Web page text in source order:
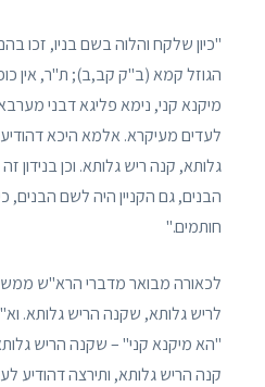
"כיון שלקח והלוה בשם בניו, זכו
הגוזל קמא (ב"ק קב,ב); ת"ר, אין
מיקנא קני, נימא פליגא דבני
לעדים מעיקרא. אלמא היכא
גלותא, קנה ריש גלותא. וכן בנידון
הבנים, גם הקניין היה לשם הבנים,
חותמים."
לכאורה מבואר מדברי הרא"ש
לריש גלותא, שקנה הריש גלותא.
"הא מיקנא קני" – שקנה הריש
קנה הריש גלותא, ותירצה דהודיע